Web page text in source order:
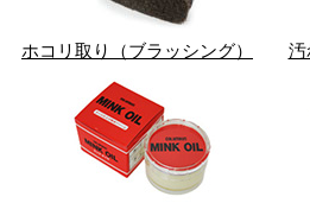
ホコリ取り（ブラッシング） 汚